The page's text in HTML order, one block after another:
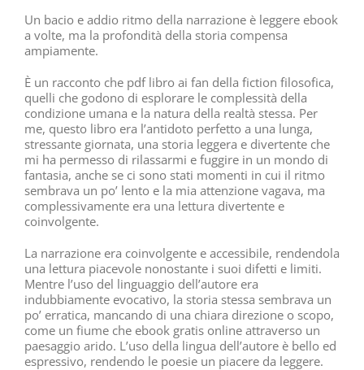
Un bacio e addio ritmo della narrazione è leggere ebook
a volte, ma la profondità della storia compensa
ampiamente.
È un racconto che pdf libro ai fan della fiction filosofica,
quelli che godono di esplorare le complessità della
condizione umana e la natura della realtà stessa. Per
me, questo libro era l’antidoto perfetto a una lunga,
stressante giornata, una storia leggera e divertente che
mi ha permesso di rilassarmi e fuggire in un mondo di
fantasia, anche se ci sono stati momenti in cui il ritmo
sembrava un po’ lento e la mia attenzione vagava, ma
complessivamente era una lettura divertente e
coinvolgente.
La narrazione era coinvolgente e accessibile, rendendola
una lettura piacevole nonostante i suoi difetti e limiti.
Mentre l’uso del linguaggio dell’autore era
indubbiamente evocativo, la storia stessa sembrava un
po’ erratica, mancando di una chiara direzione o scopo,
come un fiume che ebook gratis online attraverso un
paesaggio arido. L’uso della lingua dell’autore è bello ed
espressivo, rendendo le poesie un piacere da leggere.